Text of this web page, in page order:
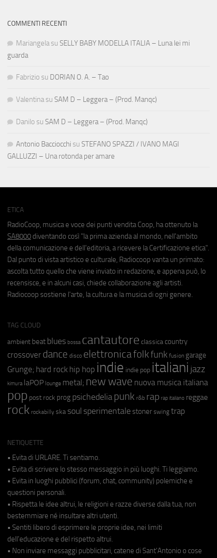
COMMENTI RECENTI
Mariangela su SELLY BABY MODELLA ITALIA – Luna lei mi
guarda
Fabrizio su DORIAN O. A. – Tao
Valentina su SAM D – Leggera – (Prod. Manqc)
Danilo su SAM D – Leggera – (Prod. Manqc)
Antonio Bacciocchi su STEFANO SPAZZI / IVANO MAGI
GALLUZZI – Una rotonda per amare
ETICA
RadioCoop, musica e voce dei punti vendita Coop, ha ottenuto la
SA8000 diventando così "la prima azienda al mondo, nell'ambito
della comunicazione e dell'editoria, a ricevere la Certificazione etica".
Dal punto di vista artistico e culturale, Radiocoop vanta un primato:
ascolta tutto quello che viene inviato in redazione, e appena può, lo
recensisce, e in alcuni casi, chiede collaborazione agli artisti.
Radiocoop sostiene l'arte, la cultura e la musica di ogni genere.
TAG CLOUD
ambient beat blues bossa cantautore classica country
crossover dance disco elettronicafolkfunk fusion garage
Grunge; hard rock hip hop indie indie pop italiani jazz
kimura laPOP lounge metal; new wave nuova musica italiana
pop post rock prog psichedeliapunk r&b rap rap italiano reggae
rock rockabilly ska soul sperimentale stoner swing trap
NETIQUETTE
• Evita di URLARE. Ti sentiamo.
• Evita di scrivere lo stesso messaggio in più luoghi. Ti leggiamo.
• Evita in luoghi pubblici (forum, chat, community) polemiche e
questioni personali.
• Rispetta le idee altrui, le religioni e razze diverse dalla tua, non
bestemmiare né insultare altri utenti.
• Sentiti libero di esprimere le proprie idee, nei limiti
dell'educazione e del rispetto altrui.
• Non inviare messaggi pubblicitari, catene di Sant'Antonio o cose